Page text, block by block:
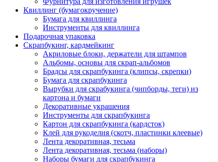
Квиллинг (бумагокручение)
Бумага для квиллинга
Инструменты для квиллинга
Подарочная упаковка
Скрапбукинг, кардмейкинг
Акриловые блоки, держатели для штампов
Альбомы, основы для скрап-альбомов
Брадсы для скрапбукинга (клипсы, скрепки)
Бумага для скрапбукинга
Вырубки для скрабукинга (чипборды, теги) из
картона и бумаги
Декоративные украшения
Инструменты для скрапбукинга
Картон для скрапбукинга (кардсток)
Клей для рукоделия (скотч, пластинки клеевые)
Лента декоративная, тесьма
Лента декоративная, тесьма (наборы)
Наборы бумаги для скрапбукинга